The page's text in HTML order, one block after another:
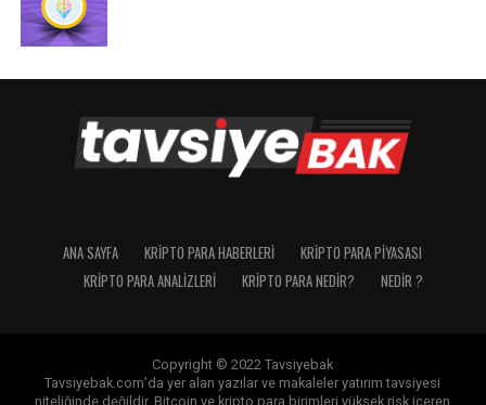
ANA SAYFA KRIPTO PARA HABERLERI
KRIPTO PARA PIYASASI
KRIPTO PARA ANALIZLERI
KRIPTO PARA NEDIR? NEDIR ?
Copyright © 2022 Tavsiyebak
Tavsiyebak.com’da yer alan yazılar ve makaleler yatırım tavsiyesi
niteliğinde değildir. Bitcoin ve kripto para birimleri yüksek risk içeren